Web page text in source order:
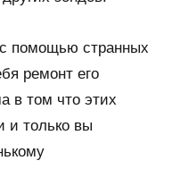
помощью странных
ремонт его
в том что этих
и только вы